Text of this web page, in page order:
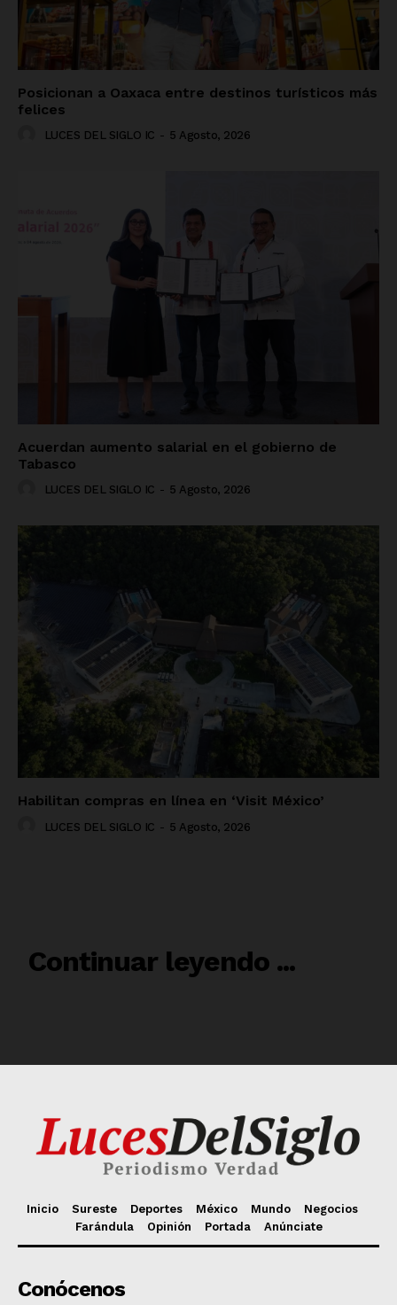
Inicio Sureste Deportes México Mundo
Negocios
Farándula
Opinión Portada Anúnciate
Conócenos